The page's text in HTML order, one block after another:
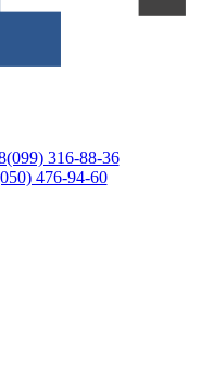
316-88-36
476-94-60